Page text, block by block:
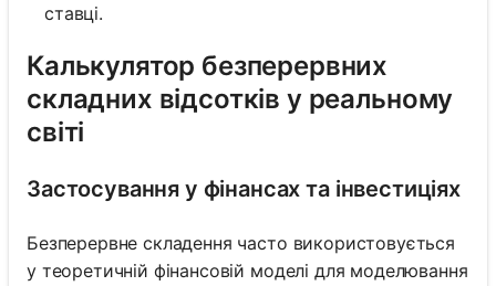
ставці.
Калькулятор безперервних
складних відсотків у реальному
світі
Застосування у фінансах та інвестиціях
Безперервне складення часто використовується
у теоретичній фінансовій моделі для моделювання